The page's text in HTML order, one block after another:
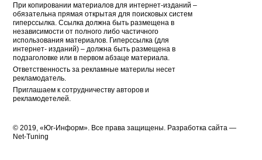
При копировании материалов для интернет-изданий –
обязательна прямая открытая для поисковых систем
гиперссылка. Ссылка должна быть размещена в
независимости от полного либо частичного
использования материалов. Гиперссылка (для
интернет- изданий) – должна быть размещена в
подзаголовке или в первом абзаце материала.
Ответственность за рекламные материлы несет
рекламодатель.
Приглашаем к сотрудничеству авторов и
рекламодетелей.
© 2019, «Юг-Информ». Все права защищены. Разработка cайта —
Net-Tuning